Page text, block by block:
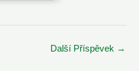
Další Příspěvek →